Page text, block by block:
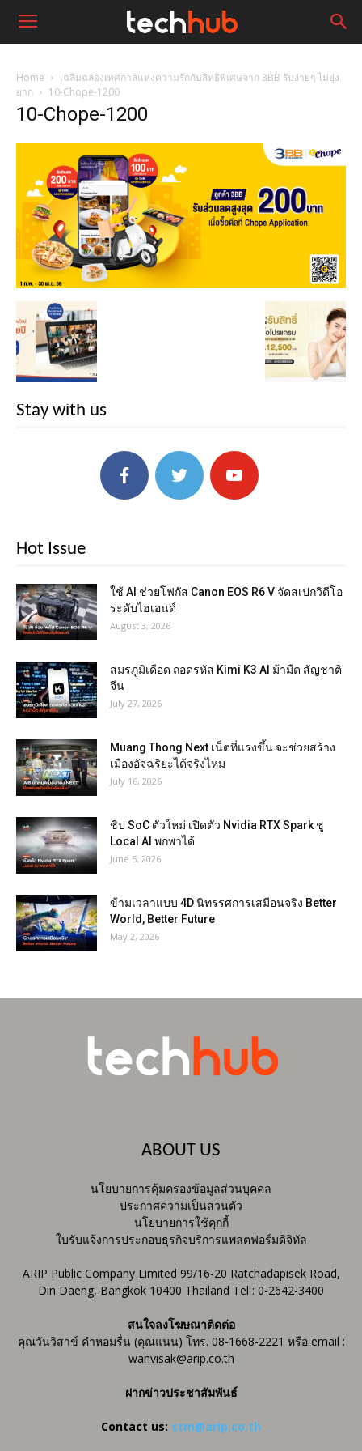
Home
เฉลิมฉลองเทศกาลแห่งความรักกับสิทธิพิเศษจาก 3BB รับง่ายๆ ไม่ยุ่ง
ยาก
10-Chope-1200
10-Chope-1200
Stay with us
Hot Issue
ใช้ AI ช่วยโฟกัส Canon EOS R6 V จัดสเปกวิดีโอ
ระดับไฮเอนด์
August 3, 2026
สมรภูมิเดือด ถอดรหัส Kimi K3 AI ม้ามืด สัญชาติ
จีน
July 27, 2026
Muang Thong Next เน็ตที่แรงขึ้น จะช่วยสร้าง
เมืองอัจฉริยะได้จริงไหม
July 16, 2026
ชิป SoC ตัวใหม่ เปิดตัว Nvidia RTX Spark ชู
Local AI พกพาได้
June 5, 2026
ข้ามเวลาแบบ 4D นิทรรศการเสมือนจริง Better
World, Better Future
May 2, 2026
ABOUT US
นโยบายการคุ้มครองข้อมูลส่วนบุคคล
ประกาศความเป็นส่วนตัว
นโยบายการใช้คุกกี้
ใบรับแจ้งการประกอบธุรกิจบริการแพลตฟอร์มดิจิทัล
ARIP Public Company Limited 99/16-20 Ratchadapisek Road,
Din Daeng, Bangkok 10400 Thailand Tel : 0-2642-3400
สนใจลงโฆษณาติดต่อ
คุณวันวิสาข์ คำหอมรื่น (คุณแนน) โทร. 08-1668-2221 หรือ email :
wanvisak@arip.co.th
ฝากข่าวประชาสัมพันธ์
Contact us: ctm@arip.co.th